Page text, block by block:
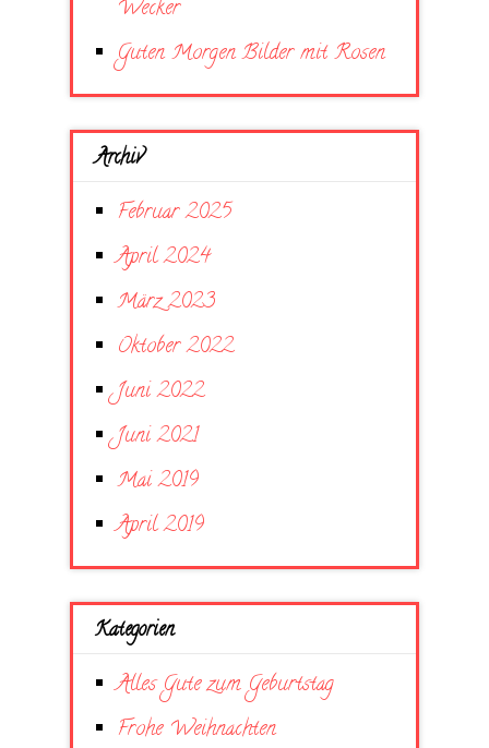
Wecker
Guten Morgen Bilder mit Rosen
Archiv
Februar 2025
April 2024
März 2023
Oktober 2022
Juni 2022
Juni 2021
Mai 2019
April 2019
Kategorien
Alles Gute zum Geburtstag
Frohe Weihnachten